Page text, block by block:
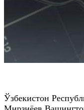
Ўзбекистон